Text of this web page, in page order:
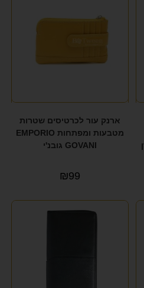
ארנק עור לכרטיסים שטרות
מטבעות ומפתחות EMPORIO
GOVANI גובנ'י
₪99